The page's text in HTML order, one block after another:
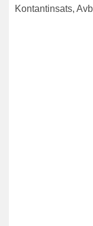
Kontantinsats,